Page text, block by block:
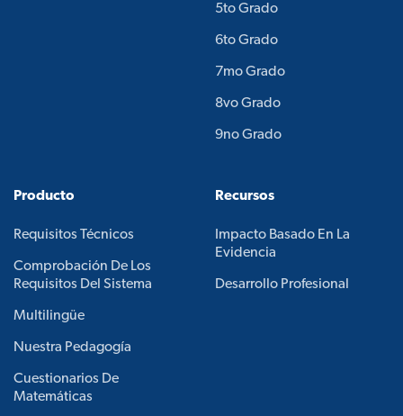
5to Grado
6to Grado
7mo Grado
8vo Grado
9no Grado
Producto
Requisitos Técnicos
Comprobación De Los
Requisitos Del Sistema
Multilingüe
Nuestra Pedagogía
Cuestionarios De
Matemáticas
Recursos
Impacto Basado En La
Evidencia
Desarrollo Profesional